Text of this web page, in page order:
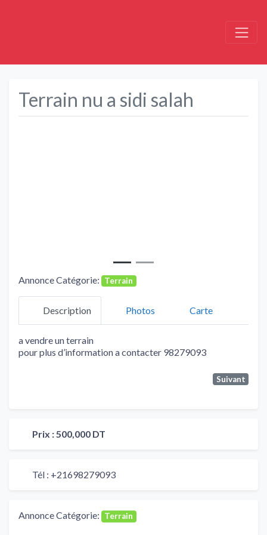
Terrain nu a sidi salah
Annonce Catégorie: Terrain
Description Photos Carte
a vendre un terrain
pour plus d’information a contacter 98279093
Suivant
Prix :500,000 DT
Tél : +21698279093
Annonce Catégorie: Terrain